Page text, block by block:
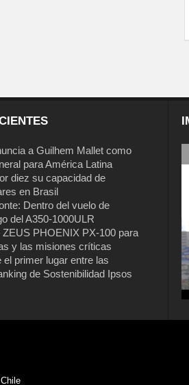
a Guilhem Mallet como
para América Latina
diez su capacidad de
en Brasil
Dentro del vuelo de
del A350-1000ULR
PHOENIX PX-100 para
y las misiones críticas
el primer lugar entre las
de Sostenibilidad Ipsos
KLM anuncia a Guilhem
nuevo Director General
Latina